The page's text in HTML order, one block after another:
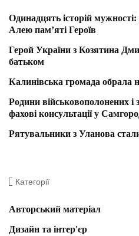
Одинадцять історій
Алею пам’яті Героїв
Герой України з Козятина
батьком
Калинівська громада
Родини військовополонених і
фахові консультації у
Рятувальники з Уланова
Категорії
Авторський матеріал
Дизайн та інтер'єр